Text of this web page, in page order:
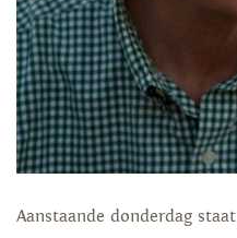
Aanstaande donderdag staat